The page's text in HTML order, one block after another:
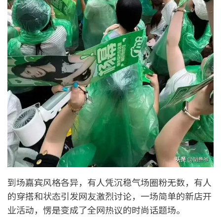
到场嘉宾风格各异，有人凭沉稳气场圈粉无数，有人
的穿搭和状态引发网友激烈讨论，一场简单的新店开
业活动，愣是变成了全网热议的时尚话题场。